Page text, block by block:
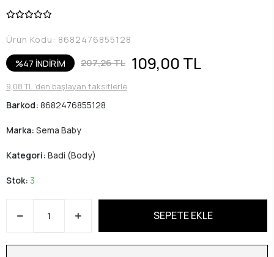
Ürün Kodu: 8682476855128
%47 İNDİRİM 207,26 TL 109,00 TL
9,08 TL 'den başlayan taksitlerle
Barkod: 8682476855128
Marka: Sema Baby
Kategori: Badi (Body)
Stok: 3
SEPETE EKLE